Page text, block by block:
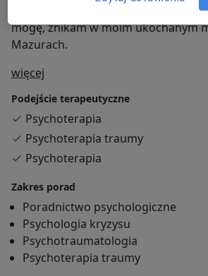
wolność, przestrzeń, bycie i czucie,
mogę, znikam w moim ukochanym
Mazurach.
więcej
Podejście terapeutyczne
Psychoterapia
Psychoterapia traumy
Psychoterapia
Zakres porad
Poradnictwo psychologiczne
Psychologia kryzysu
Psychotraumatologia
Psychoterapia traumy